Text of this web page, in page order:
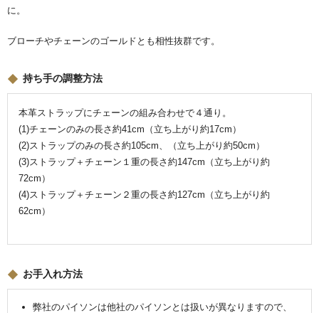
に。
ブローチやチェーンのゴールドとも相性抜群です。
持ち手の調整方法
本革ストラップにチェーンの組み合わせで４通り。
(1)チェーンのみの長さ約41cm（立ち上がり約17cm）
(2)ストラップのみの長さ約105cm、（立ち上がり約50cm）
(3)ストラップ＋チェーン１重の長さ約147cm（立ち上がり約
72cm）
(4)ストラップ＋チェーン２重の長さ約127cm（立ち上がり約
62cm）
お手入れ方法
弊社のパイソンは他社のパイソンとは扱いが異なりますので、